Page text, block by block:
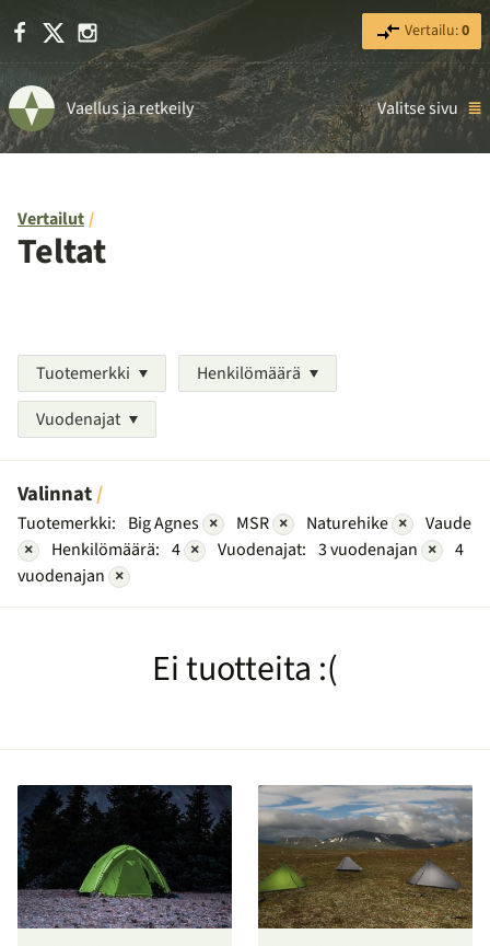
Facebook Instagram Vertailu:0
Vaellus ja retkeily Valitse sivu
Vertailut
Teltat
Tuotemerkki
Henkilömäärä
Vuodenajat
Valinnat
Tuotemerkki: Big Agnes × MSR × Naturehike ×
Vaude
×
Henkilömäärä: 4 × Vuodenajat: 3 vuodenajan ×
4
vuodenajan ×
Ei tuotteita :(